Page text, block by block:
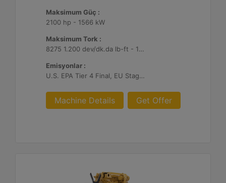
Maksimum Güç :
2100 hp - 1566 kW
Maksimum Tork :
8275 1.200 dev/dk.da lb-ft - 11220 1.200 dev/dk.da Nm
Emisyonlar :
U.S. EPA Tier 4 Final, EU Stage V
Machine Details Get Offer